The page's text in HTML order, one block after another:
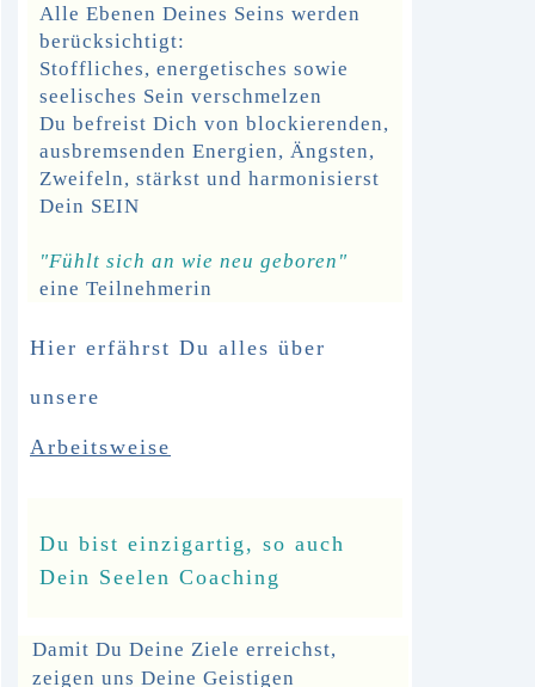
AlleEbenen Deines Seins werden
berücksichtigt:
Stoffliches, energetisches sowie
seelisches Sein verschmelzen
Du befreist Dich von blockierenden,
ausbremsenden Energien, Ängsten,
Zweifeln,stärkst und harmonisierst
Dein SEIN
"Fühlt sich an wie neu geboren"
eine Teilnehmerin
Hier erfährst Du alles über
unsere
Arbeitsweise
Du bist einzigartig, so auch
Dein Seelen Coaching
Damit Du Deine Ziele erreichst,
zeigen uns Deine Geistigen